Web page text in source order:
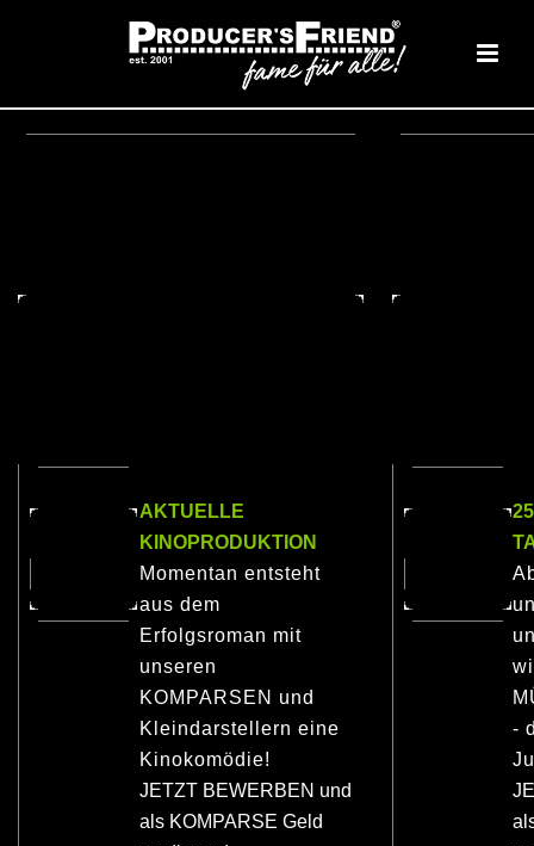
AKTUELLE
KINOPRODUKTION
Momentan entsteht
aus dem
Erfolgsroman mit
unseren
KOMPARSEN und
Kleindarstellern eine
Kinokomödie!
JETZT BEWERBEN und
als KOMPARSE Geld
-